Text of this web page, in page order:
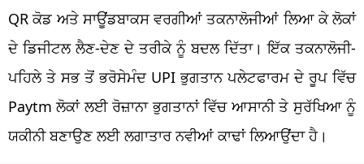
QR ਕੋਡ ਅਤੇ ਸਾਊਂਡਬਾਕਸ ਵਰਗੀਆਂ ਤਕਨਾਲੋਜੀਆਂ ਲਿਆ ਕੇ ਲੋਕਾਂ
ਦੇ ਡਿਜੀਟਲ ਲੈਣ-ਦੇਣ ਦੇ ਤਰੀਕੇ ਨੂੰ ਬਦਲ ਦਿੱਤਾ। ਇੱਕ ਤਕਨਾਲੋਜੀ-
ਪਹਿਲੇ ਤੇ ਸਭ ਤੋਂ ਭਰੋਸੇਮੰਦ UPI ਭੁਗਤਾਨ ਪਲੇਟਫਾਰਮ ਦੇ ਰੂਪ ਵਿੱਚ
Paytm ਲੋਕਾਂ ਲਈ ਰੋਜ਼ਾਨਾ ਭੁਗਤਾਨਾਂ ਵਿੱਚ ਆਸਾਨੀ ਤੇ ਸੁਰੱਖਿਆ ਨੂੰ
ਯਕੀਨੀ ਬਣਾਉਣ ਲਈ ਲਗਾਤਾਰ ਨਵੀਆਂ ਕਾਢਾਂ ਲਿਆਉਂਦਾ ਹੈ।